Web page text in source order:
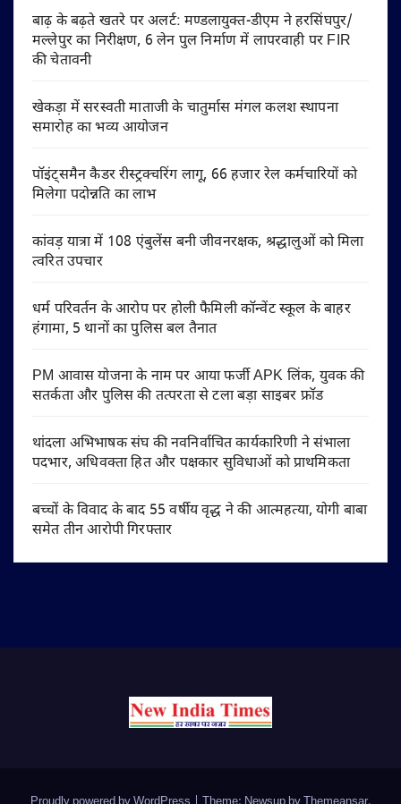
बाढ़ के बढ़ते खतरे पर अलर्ट: मण्डलायुक्त-डीएम ने हरसिंघपुर/
मल्लेपुर का निरीक्षण, 6 लेन पुल निर्माण में लापरवाही पर FIR
की चेतावनी
खेकड़ा में सरस्वती माताजी के चातुर्मास मंगल कलश स्थापना
समारोह का भव्य आयोजन
पॉइंट्समैन कैडर रीस्ट्रक्चरिंग लागू, 66 हजार रेल कर्मचारियों को
मिलेगा पदोन्नति का लाभ
कांवड़ यात्रा में 108 एंबुलेंस बनी जीवनरक्षक, श्रद्धालुओं को मिला
त्वरित उपचार
धर्म परिवर्तन के आरोप पर होली फैमिली कॉन्वेंट स्कूल के बाहर
हंगामा, 5 थानों का पुलिस बल तैनात
PM आवास योजना के नाम पर आया फर्जी APK लिंक, युवक की
सतर्कता और पुलिस की तत्परता से टला बड़ा साइबर फ्रॉड
थांदला अभिभाषक संघ की नवनिर्वाचित कार्यकारिणी ने संभाला
पदभार, अधिवक्ता हित और पक्षकार सुविधाओं को प्राथमिकता
बच्चों के विवाद के बाद 55 वर्षीय वृद्ध ने की आत्महत्या, योगी बाबा
समेत तीन आरोपी गिरफ्तार